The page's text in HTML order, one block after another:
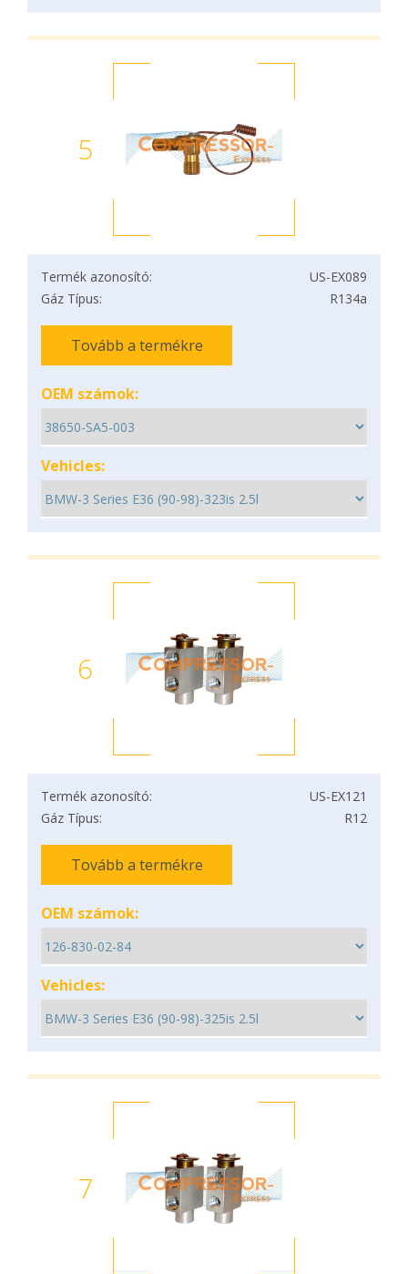
5
Termék azonosító:
US-EX089
Gáz Típus:
R134a
Tovább a termékre
OEM számok:
Vehicles:
6
Termék azonosító:
US-EX121
Gáz Típus:
R12
Tovább a termékre
OEM számok:
Vehicles:
7